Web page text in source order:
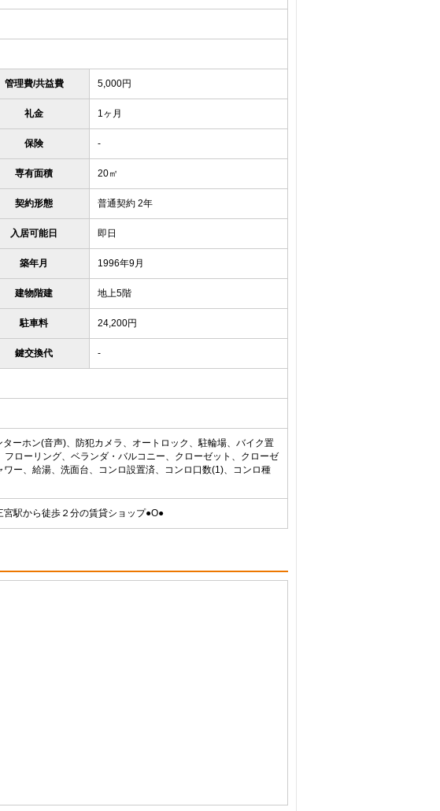
管理費/共益費 5,000円
礼金 1ヶ月
保険 -
専有面積 20㎡
契約形態 普通契約 2年
入居可能日 即日
築年月 1996年9月
建物階建 地上5階
駐車料 24,200円
鍵交換代 -
ーホン(音声)、防犯カメラ、オートロック、駐輪場、バイク置
ローリング、ベランダ・バルコニー、クローゼット、クローゼ
ー、給湯、洗面台、コンロ設置済、コンロ口数(1)、コンロ種
駅から徒歩２分の賃貸ショップ●Ο●